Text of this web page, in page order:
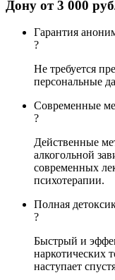
Дону от3 000
Гарантия
?
Не требуется
персональные
Современные
?
Действенные
алкогольной
современных
психотерапии.
Полная
?
Быстрый и
наркотических
наступает